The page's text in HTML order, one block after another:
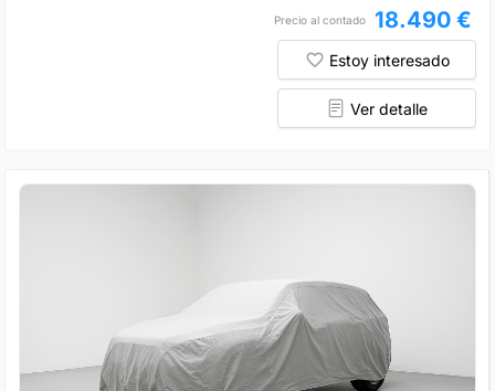
Precio al contado 18.490 €
Estoy interesado
Ver detalle